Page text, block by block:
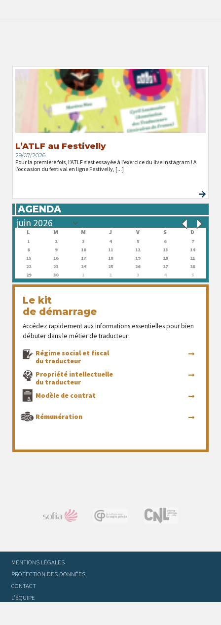
L’ATLF au Festivelly
29/07/2026
Pour la première fois, l’ATLF s’est essayée à l’exercice du live Instagram ! A
l’occasion du festival en ligne Festivelly, [...]
AGENDA
L M M J V S D
1 2 3 4 5 6
7
8
9 10 11 12 13
14
15
16 17 18 19 20
21
22
23 24 25 26 27
28
29
30 1 2 3 4 5
Le kit
de démarrage
Accédez rapidement aux informations essentielles pour bien
débuter dans le métier de traducteur.
Régime social et fiscal
du traducteur
Propriété intellectuelle
du traducteur
Modèle de contrat
Rémunération
MENTIONS LÉGALES
PROTECTION DES DONNÉES
CONTACT
L’ÉQUIPE